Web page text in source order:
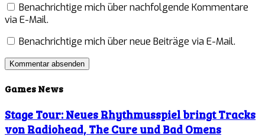
Benachrichtige mich über nachfolgende Kommentare
via E-Mail.
Benachrichtige mich über neue Beiträge via E-Mail.
Games News
Stage Tour: Neues Rhythmusspiel bringt Tracks
von Radiohead, The Cure und Bad Omens